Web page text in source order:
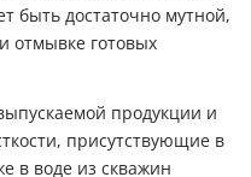
быть достаточно мутной,
отмывке готовых
продукции и
присутствующие в
в воде из скважин